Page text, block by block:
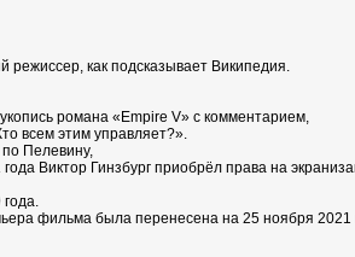
режиссер, как подсказывает Википедия.
романа «Empire V» с комментарием,
всем этим управляет?».
Пелевину,
Виктор Гинзбург приобрёл права на
фильма была перенесена на 25 ноября 2021